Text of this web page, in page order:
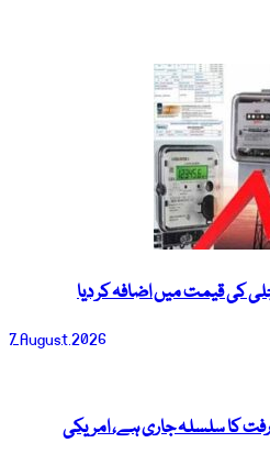
کی قیمت میں اضافہ کر دیا
7 August 2026
کا سلسلہ جاری ہے، امریکی